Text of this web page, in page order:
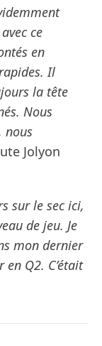
ce
en
Il
la tête
Nous
nous
Jolyon
sur le sec ici,
de jeu. Je
mon dernier
Q2. C’était